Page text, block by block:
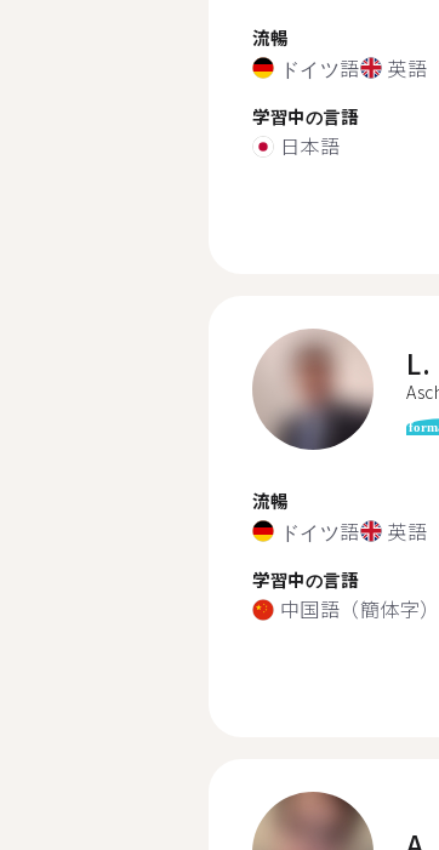
流暢
ドイツ語 英語
学習中の言語
日本語
L.
流暢
ドイツ語 英語
学習中の言語
中国語（簡体字）